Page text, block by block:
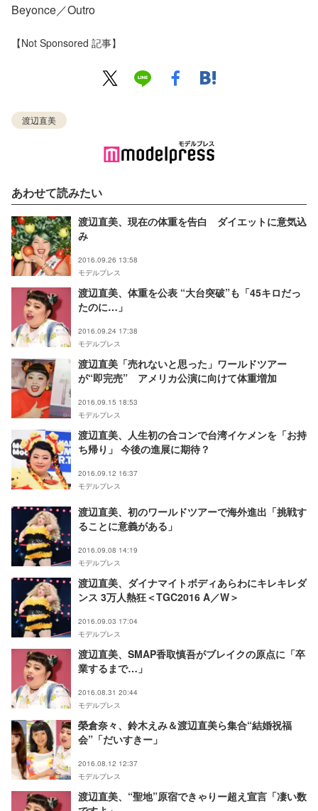
Beyonce／Outro
【Not Sponsored 記事】
渡辺直美
あわせて読みたい
渡辺直美、現在の体重を告白 ダイエットに意気込
み
2016.09.26 13:58
モデルプレス
渡辺直美、体重を公表 “大台突破”も「45キロだっ
たのに…」
2016.09.24 17:38
モデルプレス
渡辺直美「売れないと思った」ワールドツアー
が“即完売” アメリカ公演に向けて体重増加
2016.09.15 18:53
モデルプレス
渡辺直美、人生初の合コンで台湾イケメンを「お持
ち帰り」 今後の進展に期待？
2016.09.12 16:37
モデルプレス
渡辺直美、初のワールドツアーで海外進出「挑戦す
ることに意義がある」
2016.09.08 14:19
モデルプレス
渡辺直美、ダイナマイトボディあらわにキレキレダ
ンス 3万人熱狂＜TGC2016 A／W＞
2016.09.03 17:04
モデルプレス
渡辺直美、SMAP香取慎吾がブレイクの原点に「卒
業するまで…」
2016.08.31 20:44
モデルプレス
榮倉奈々、鈴木えみ＆渡辺直美ら集合“結婚祝福
会”「だいすきー」
2016.08.12 12:37
モデルプレス
渡辺直美、“聖地”原宿できゃりー超え宣言「凄い数